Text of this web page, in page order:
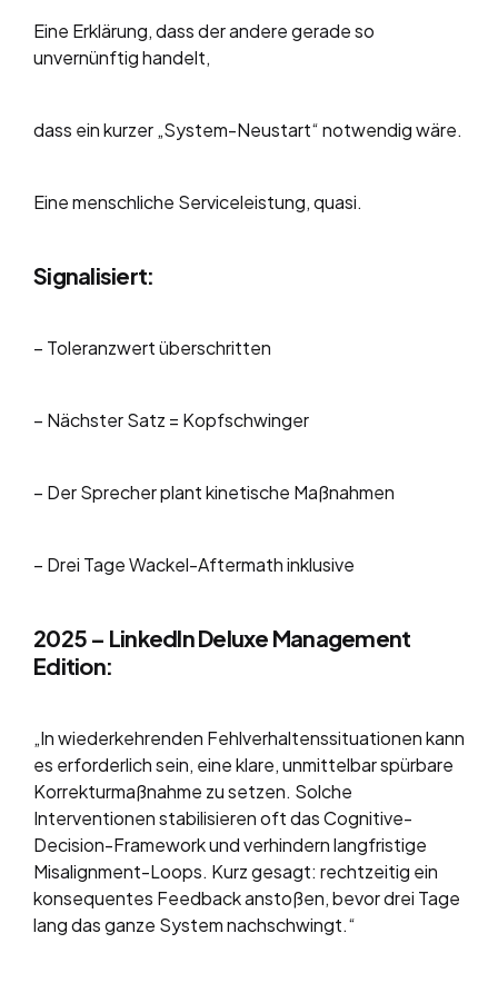
Eine Erklärung, dass der andere gerade so
unvernünftig handelt,
dass ein kurzer „System-Neustart“ notwendig wäre.
Eine menschliche Serviceleistung, quasi.
Signalisiert:
– Toleranzwert überschritten
– Nächster Satz = Kopfschwinger
– Der Sprecher plant kinetische Maßnahmen
– Drei Tage Wackel-Aftermath inklusive
2025 – LinkedIn Deluxe Management
Edition:
„In wiederkehrenden Fehlverhaltenssituationen kann
es erforderlich sein, eine klare, unmittelbar spürbare
Korrekturmaßnahme zu setzen. Solche
Interventionen stabilisieren oft das Cognitive-
Decision-Framework und verhindern langfristige
Misalignment-Loops. Kurz gesagt: rechtzeitig ein
konsequentes Feedback anstoßen, bevor drei Tage
lang das ganze System nachschwingt.“